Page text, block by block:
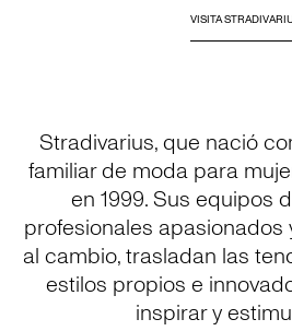
VISITA
Stradivarius, que nació
familiar de moda para
en 1999. Sus equipos
profesionales
al cambio, trasladan las
estilos propios e
inspirar y